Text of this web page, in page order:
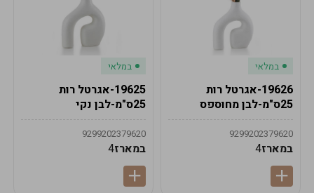
במלאי
19626-אגרטל רות
25ס"מ-לבן מחוספס
9299202379620
במארז4
במלאי
19625-אגרטל רות
25ס"מ-לבן נקי
9299202379620
במארז4